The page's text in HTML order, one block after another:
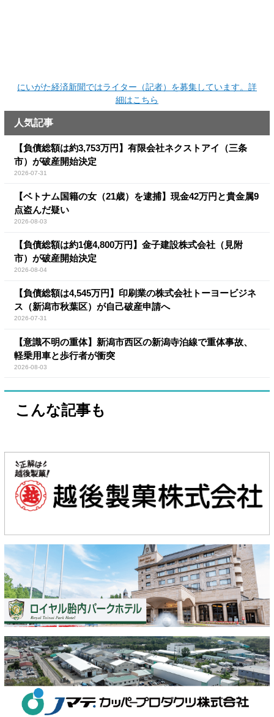
にいがた経済新聞ではライター（記者）を募集しています。詳
細はこちら
人気記事
【負債総額は約3,753万円】有限会社ネクストアイ（三条
市）が破産開始決定
2026-07-31
【ベトナム国籍の女（21歳）を逮捕】現金42万円と貴金属9
点盗んだ疑い
2026-08-03
【負債総額は約1億4,800万円】金子建設株式会社（見附
市）が破産開始決定
2026-08-04
【負債総額は4,545万円】印刷業の株式会社トーヨービジネ
ス（新潟市秋葉区）が自己破産申請へ
2026-07-31
【意識不明の重体】新潟市西区の新潟寺泊線で重体事故、
軽乗用車と歩行者が衝突
2026-08-03
こんな記事も